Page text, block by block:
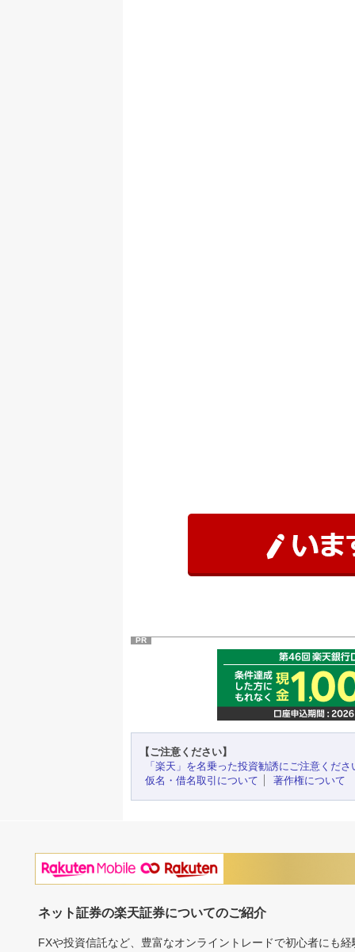
PR
【ご注意ください】
「楽天」を名乗った投資勧誘にご注意くださ
仮名・借名取引について
著作権について
ネット証券の楽天証券についてのご紹介
FXや投資信託など、豊富なオンライントレードで初心者にも